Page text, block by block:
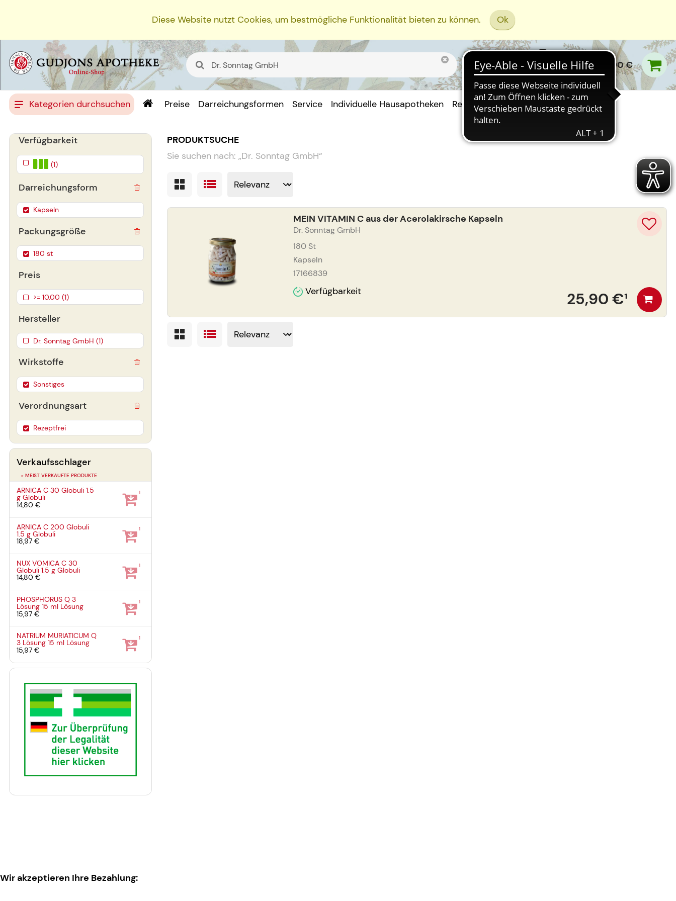
Diese Website nutzt Cookies, um bestmögliche Funktionalität bieten zu können. Ok
0,00 €
Kategorien durchsuchen Preise Darreichungsformen Service Individuelle Hausapotheken Rezept Einreichen
PRODUKTSUCHE
Sie suchen nach: „Dr. Sonntag GmbH“
MEIN VITAMIN C aus der Acerolakirsche Kapseln
Dr. Sonntag GmbH
180 St
Kapseln
17166839
Verfügbarkeit 25,90 €¹
Verfügbarkeit
(1)
Darreichungsform
Kapseln
Packungsgröße
180 st
Preis
>= 10.00 (1)
Hersteller
Dr. Sonntag GmbH (1)
Wirkstoffe
Sonstiges
Verordnungsart
Rezeptfrei
Verkaufsschlager
» MEIST VERKAUFTE PRODUKTE
ARNICA C 30 Globuli1.5
gGlobuli
14,80 €
1
ARNICA C 200 Globuli
1.5 gGlobuli
18,97 €
1
NUX VOMICA C 30
Globuli1.5 gGlobuli
14,80 €
1
PHOSPHORUS Q 3
Lösung15 ml Lösung
15,97 €
1
NATRIUM MURIATICUM Q
3 Lösung15 ml Lösung
15,97 €
1
Wir akzeptieren Ihre Bezahlung: